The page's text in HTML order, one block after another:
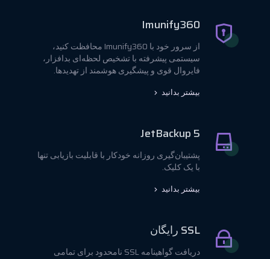
Imunify360
از سرور خود با Imunify360 محافظت کنید،
سیستمی پیشرفته با تشخیص لحظه‌ای بدافزار،
فایروال قوی و پیشگیری هوشمند از تهدیدها.
بیشتر بدانید
JetBackup 5
پشتیبان‌گیری روزانه خودکار با قابلیت بازیابی تنها
با یک کلیک.
بیشتر بدانید
SSL رایگان
دریافت گواهینامه SSL نامحدود برای تمامی